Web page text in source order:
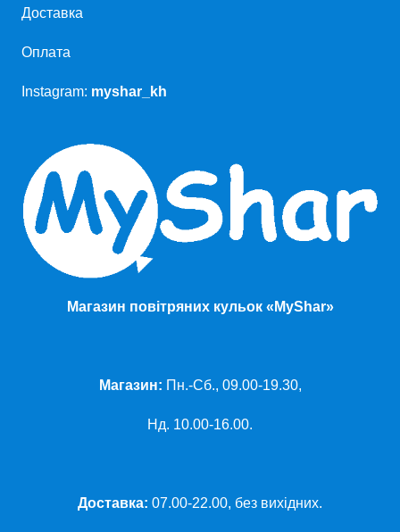
Доставка
Оплата
Instagram: myshar_kh
Магазин повітряних кульок «MyShar»
Магазин: Пн.-Сб., 09.00-19.30,
Нд. 10.00-16.00.
Доставка: 07.00-22.00, без вихідних.